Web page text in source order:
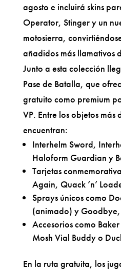
agosto e incluirá skins
Operator, Stinger y un
motosierra,
añadidos más llamativos
Junto a esta colección
Pase de Batalla, que
gratuito como premium
VP. Entre los objetos más
encuentran:
Interhelm Sword,
Haloform Guardian y
Tarjetas
Again, Quack ‘n’
Sprays únicos como
(animado) y Goodbye,
Accesorios como
Mosh Vial Buddy o
En la ruta gratuita, los